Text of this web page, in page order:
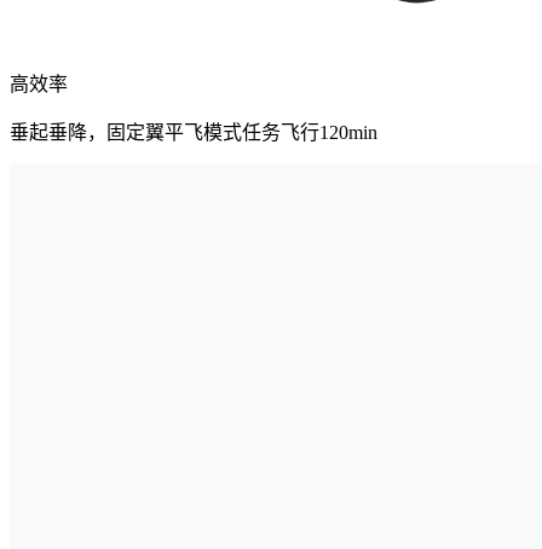
高效率
垂起垂降，固定翼平飞模式任务飞行120min